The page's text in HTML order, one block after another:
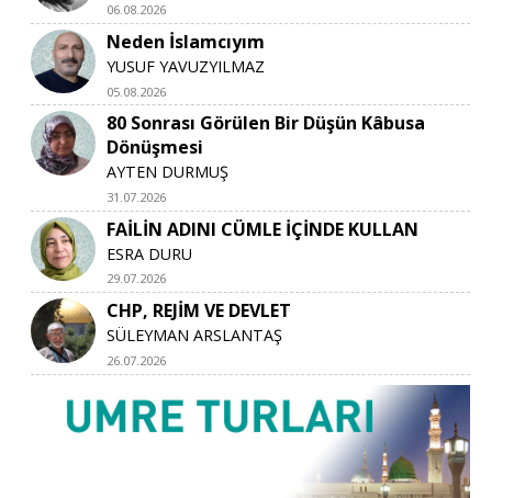
06.08.2026
Neden İslamcıyım
YUSUF YAVUZYILMAZ
05.08.2026
80 Sonrası Görülen Bir Düşün Kâbusa
Dönüşmesi
AYTEN DURMUŞ
31.07.2026
FAİLİN ADINI CÜMLE İÇİNDE KULLAN
ESRA DURU
29.07.2026
CHP, REJİM VE DEVLET
SÜLEYMAN ARSLANTAŞ
26.07.2026